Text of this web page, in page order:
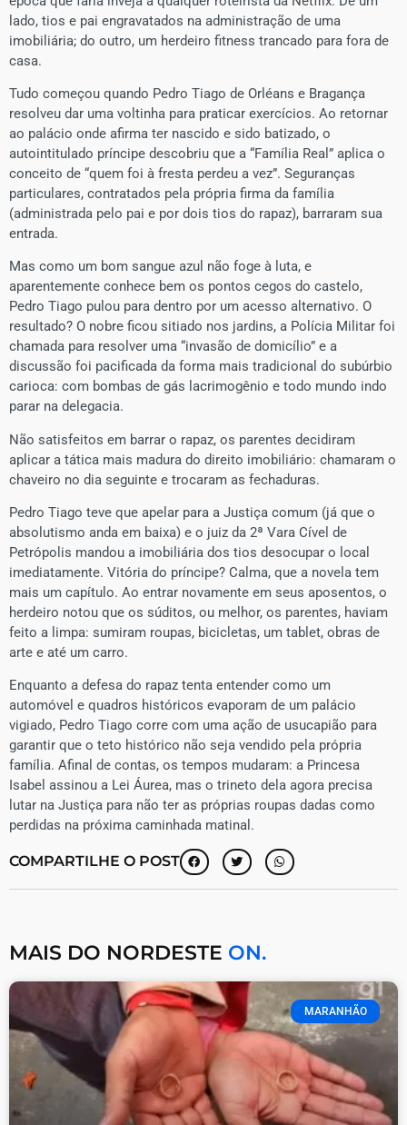
lado, tios e pai engravatados na administração de uma
imobiliária; do outro, um herdeiro fitness trancado para fora de
casa.
Tudo começou quando Pedro Tiago de Orléans e Bragança
resolveu dar uma voltinha para praticar exercícios. Ao retornar
ao palácio onde afirma ter nascido e sido batizado, o
autointitulado príncipe descobriu que a “Família Real” aplica o
conceito de “quem foi à fresta perdeu a vez”. Seguranças
particulares, contratados pela própria firma da família
(administrada pelo pai e por dois tios do rapaz), barraram sua
entrada.
Mas como um bom sangue azul não foge à luta, e
aparentemente conhece bem os pontos cegos do castelo,
Pedro Tiago pulou para dentro por um acesso alternativo. O
resultado? O nobre ficou sitiado nos jardins, a Polícia Militar foi
chamada para resolver uma “invasão de domicílio” e a
discussão foi pacificada da forma mais tradicional do subúrbio
carioca: com bombas de gás lacrimogênio e todo mundo indo
parar na delegacia.
Não satisfeitos em barrar o rapaz, os parentes decidiram
aplicar a tática mais madura do direito imobiliário: chamaram o
chaveiro no dia seguinte e trocaram as fechaduras.
Pedro Tiago teve que apelar para a Justiça comum (já que o
absolutismo anda em baixa) e o juiz da 2ª Vara Cível de
Petrópolis mandou a imobiliária dos tios desocupar o local
imediatamente. Vitória do príncipe? Calma, que a novela tem
mais um capítulo. Ao entrar novamente em seus aposentos, o
herdeiro notou que os súditos, ou melhor, os parentes, haviam
feito a limpa: sumiram roupas, bicicletas, um tablet, obras de
arte e até um carro.
Enquanto a defesa do rapaz tenta entender como um
automóvel e quadros históricos evaporam de um palácio
vigiado, Pedro Tiago corre com uma ação de usucapião para
garantir que o teto histórico não seja vendido pela própria
família. Afinal de contas, os tempos mudaram: a Princesa
Isabel assinou a Lei Áurea, mas o trineto dela agora precisa
lutar na Justiça para não ter as próprias roupas dadas como
perdidas na próxima caminhada matinal.
COMPARTILHE O POST
MAIS DO NORDESTE ON.
MARANHÃO